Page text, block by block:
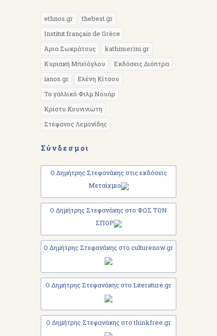
ethnos.gr
thebest.gr
Institut français de Grèce
Άρια Σωκράτους
kathimerini.gr
Κυριακή Μπεϊόγλου
Εκδόσεις Διόπτρα
ianos.gr
Ελένη Κίτσου
Το γαλλικό Φιλμ Νουάρ
Κρίστυ Κουνινιώτη
Στέφανος Λεμονίδης
Σύνδεσμοι
Ο Δημήτρης Στεφανάκης στις εκδόσεις
Μεταίχμιο
Ο Δημήτρης Στεφανάκης στο ΦΩΣ ΤΩΝ
ΣΠΟΡ
Ο Δημήτρης Στεφανάκης στο culturenow.gr
Ο Δημήτρης Στεφανάκης στο Literature.gr
Ο Δημήτρης Στεφανάκης στο thinkfree.gr